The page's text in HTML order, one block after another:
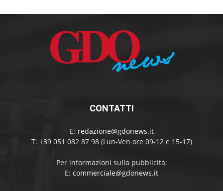
CONTATTI
E: redazione@gdonews.it
T: +39 051 082 87 98 (Lun-Ven ore 09-12 e 15-17)
Per informazioni sulla pubblicità:
E: commerciale@gdonews.it